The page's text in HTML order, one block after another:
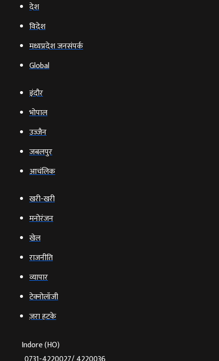
देश
विदेश
मध्यप्रदेश जनसंपर्क
Global
इंदौर
भोपाल
उज्‍जैन
जबलपुर
आचंलिक
खरी-खरी
मनोरंजन
खेल
राजनीति
व्‍यापार
टेक्‍नोलॉजी
ज़रा हटके
Indore (HO)